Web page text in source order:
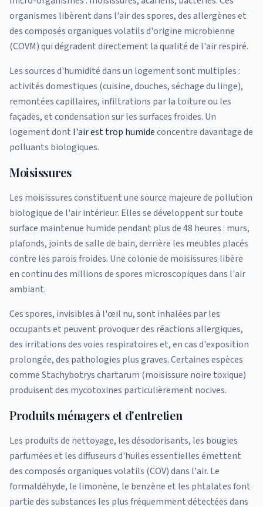
organismes libèrent dans l'air des spores, des allergènes et
des composés organiques volatils d'origine microbienne
(COVM) qui dégradent directement la qualité de l'air respiré.
Les sources d'humidité dans un logement sont multiples :
activités domestiques (cuisine, douches, séchage du linge),
remontées capillaires, infiltrations par la toiture ou les
façades, et condensation sur les surfaces froides. Un
logement dont l'air est trop humideconcentre davantage de
polluants biologiques.
Moisissures
Les moisissures constituent une source majeure de pollution
biologique de l'air intérieur. Elles se développent sur toute
surface maintenue humide pendant plus de 48 heures : murs,
plafonds, joints de salle de bain, derrière les meubles placés
contre les parois froides. Une colonie de moisissures libère
en continu des millions de spores microscopiques dans l'air
ambiant.
Ces spores, invisibles à l'œil nu, sont inhalées par les
occupants et peuvent provoquer des réactions allergiques,
des irritations des voies respiratoires et, en cas d'exposition
prolongée, des pathologies plus graves. Certaines espèces
comme Stachybotrys chartarum (moisissure noire toxique)
produisent des mycotoxines particulièrement nocives.
Produits ménagers et d'entretien
Les produits de nettoyage, les désodorisants, les bougies
parfumées et les diffuseurs d'huiles essentielles émettent
des composés organiques volatils (COV) dans l'air. Le
formaldéhyde, le limonène, le benzène et les phtalates font
partie des substances les plus fréquemment détectées dans